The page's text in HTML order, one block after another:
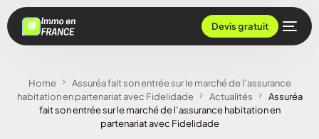
Devis gratuit
Home
Assuréa fait son entrée sur le marché de l’assurance
habitation en partenariat avec Fidelidade
Actualités
Assuréa
fait son entrée sur le marché de l’assurance habitation en
partenariat avec Fidelidade